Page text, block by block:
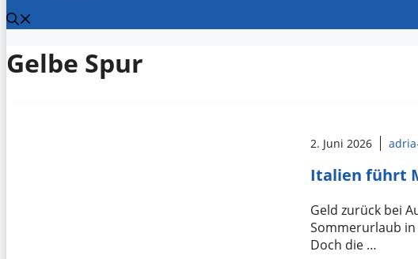
Gelbe Spur
2. Juni 2026
Italien führt
Geld zurück bei
Sommerurlaub
Doch die …